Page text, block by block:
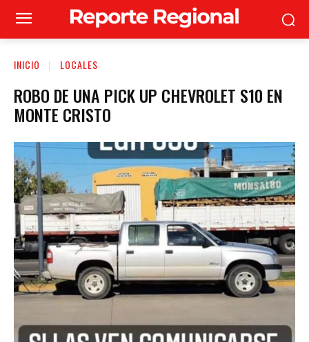
INICIO LOCALES
ROBO DE UNA PICK UP CHEVROLET S10 EN
MONTE CRISTO